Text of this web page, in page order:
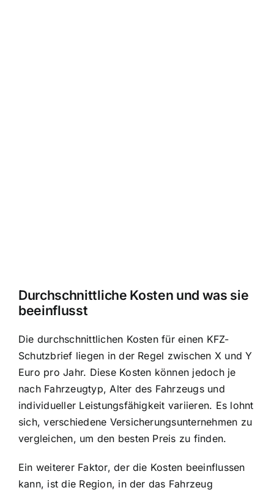
Durchschnittliche Kosten und was sie
beeinflusst
Die durchschnittlichen Kosten für einen KFZ-
Schutzbrief liegen in der Regel zwischen X und Y
Euro pro Jahr. Diese Kosten können jedoch je
nach Fahrzeugtyp, Alter des Fahrzeugs und
individueller Leistungsfähigkeit variieren. Es lohnt
sich, verschiedene Versicherungsunternehmen zu
vergleichen, um den besten Preis zu finden.
Ein weiterer Faktor, der die Kosten beeinflussen
kann, ist die Region, in der das Fahrzeug